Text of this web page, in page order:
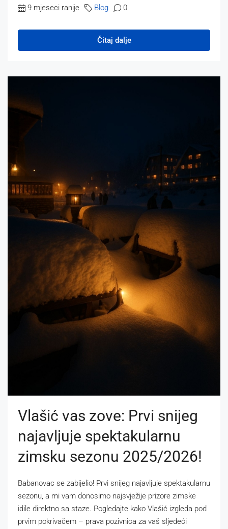
9 mjeseci ranije Blog 0
Čitaj dalje
​Vlašić vas zove: Prvi snijeg
najavljuje spektakularnu
zimsku sezonu 2025/2026!
​Babanovac se zabijelio! Prvi snijeg najavljuje spektakularnu
sezonu, a mi vam donosimo najsvježije prizore zimske
idile direktno sa staze. Pogledajte kako Vlašić izgleda pod
prvim pokrivačem – prava pozivnica za vaš sljedeći